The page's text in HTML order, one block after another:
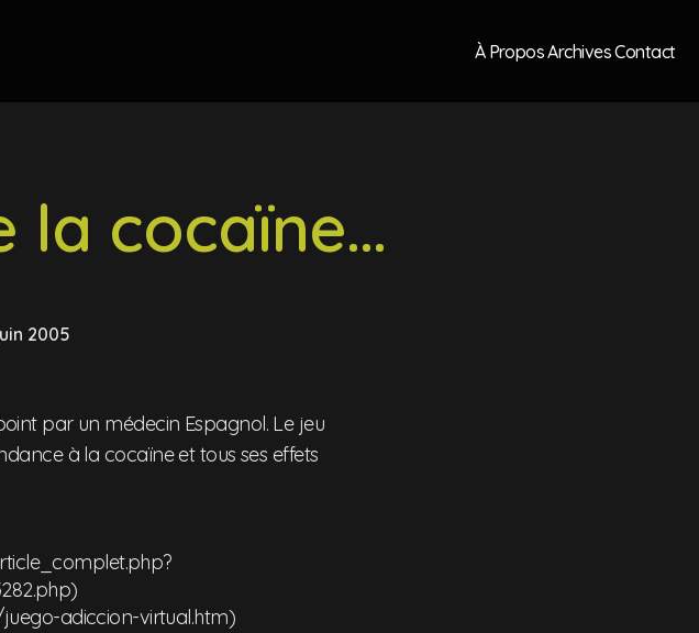
À ProposArchivesContact
cocaïne...
2005
par un médecin Espagnol. Le jeu
à la cocaïne et tous ses effets
adiccion-virtual.htm)